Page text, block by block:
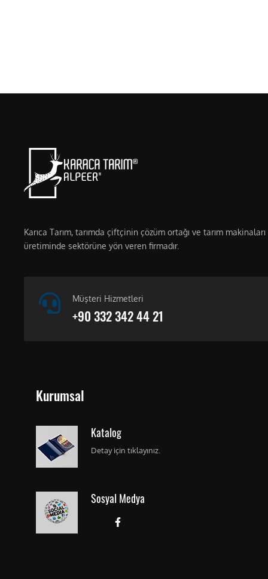
Karıca Tarım, tarımda çiftçinin çözüm ortağı ve tarım makinaları
üretiminde sektörüne yön veren firmadır.
Müşteri Hizmetleri
+90 332 342 44 21
Kurumsal
Katalog
Detay için tıklayınız.
Sosyal Medya